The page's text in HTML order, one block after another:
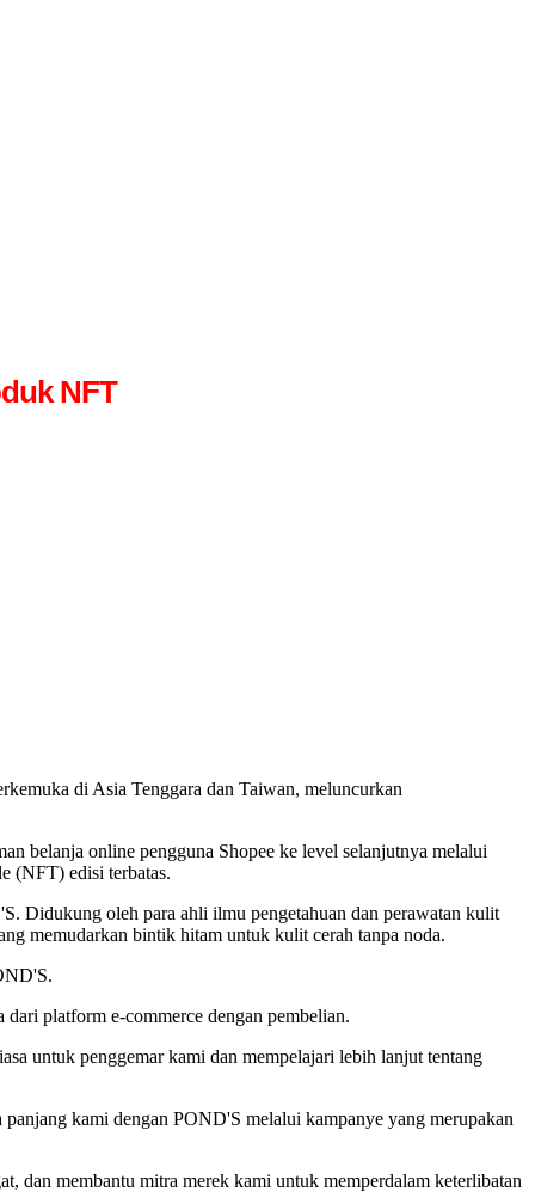
NFT
di Asia Tenggara dan Taiwan, meluncurkan
belanja online pengguna Shopee ke level selanjutnya melalui
(NFT) edisi terbatas.
Didukung oleh para ahli ilmu pengetahuan dan perawatan kulit
memudarkan bintik hitam untuk kulit cerah tanpa noda.
platform e-commerce dengan pembelian.
untuk penggemar kami dan mempelajari lebih lanjut tentang
kami dengan POND'S melalui kampanye yang merupakan
dan membantu mitra merek kami untuk memperdalam keterlibatan